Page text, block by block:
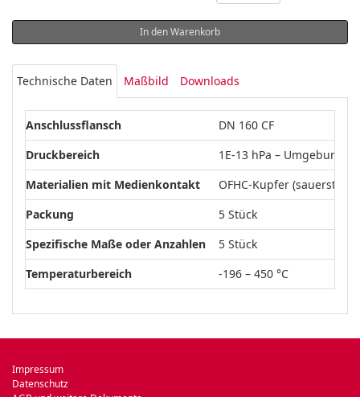
In den Warenkorb
Technische Daten Maßbild Downloads
Anschlussflansch
DN 160 CF
Druckbereich
1E-13 hPa –
Materialien mit Medienkontakt
OFHC-Kupfer
Packung
5 Stück
Spezifische Maße oder Anzahlen
5 Stück
Temperaturbereich
-196 – 450 °C
Impressum
Datenschutz